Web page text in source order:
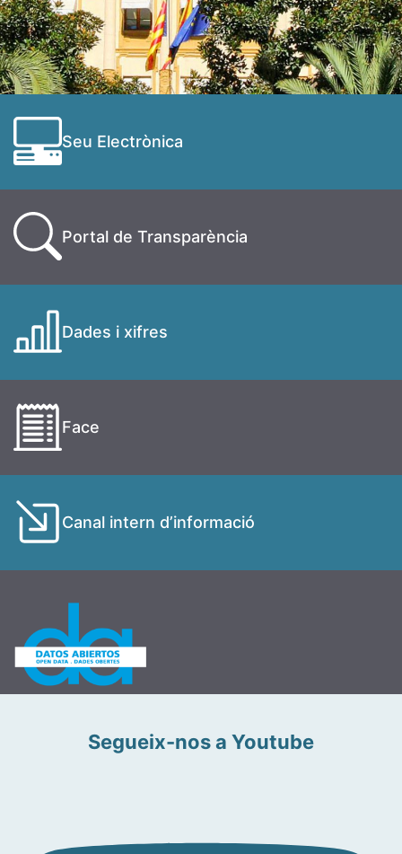
Seu Electrònica
Portal de Transparència
Dades i xifres
Face
Canal intern d’informació
Segueix-nos a Youtube